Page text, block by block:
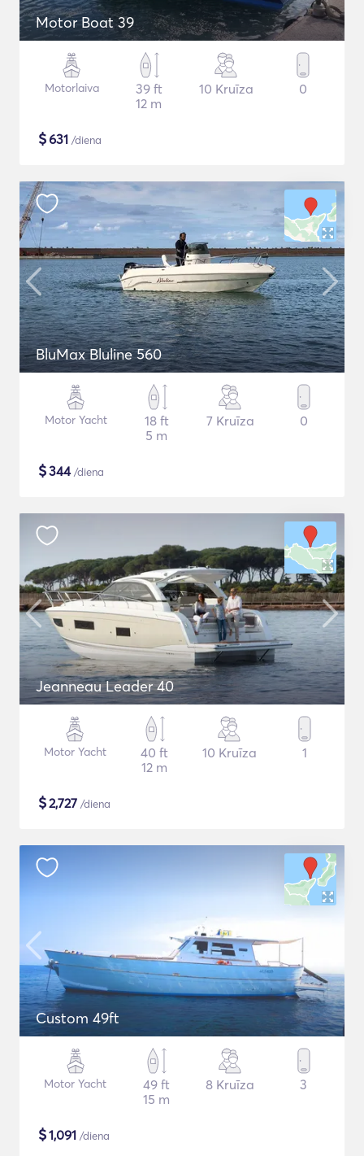
Motor Boat 39
Motorlaiva
39 ft
12 m
10 Kruīza 0
$631 /diena
BluMax Bluline 560
Motor Yacht
18 ft
5 m
7 Kruīza 0
$344/diena
Jeanneau Leader 40
Motor Yacht
40 ft
12 m
10 Kruīza 1
$2,727 /diena
Custom 49ft
Motor Yacht
49 ft
15 m
8 Kruīza 3
$1,091 /diena